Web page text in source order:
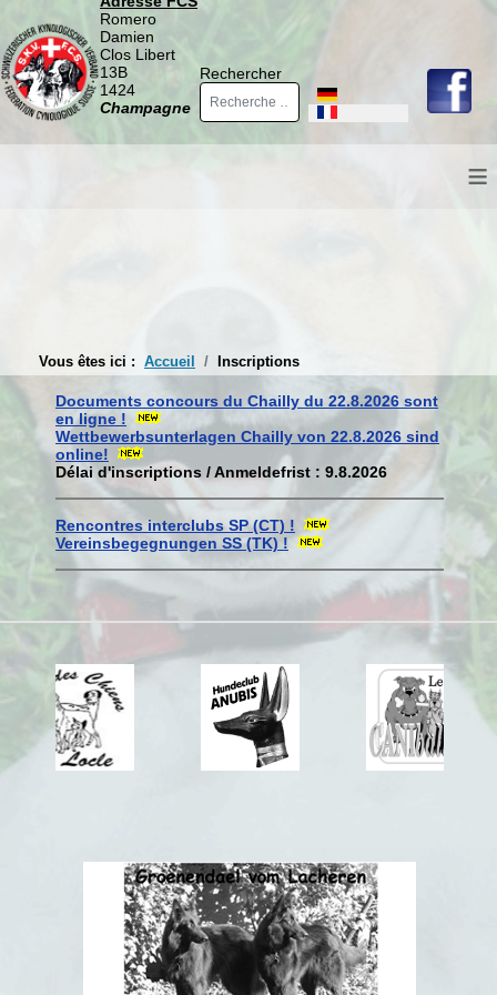
Romero
Damien
Clos Libert
13B
1424
Champagne
Rechercher
Sélectionnez votre langue
≡
Vous êtes ici : Accueil Inscriptions
Documents concours du Chailly du 22.8.2026 sont
en ligne !
Wettbewerbsunterlagen Chailly von 22.8.2026 sind
online!
Délai d'inscriptions / Anmeldefrist : 9.8.2026
Rencontres interclubs SP (CT) !
Vereinsbegegnungen SS (TK) !